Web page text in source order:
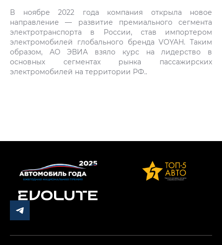
В ноябре 2022 года компания открыла новое
направление — развитие премиального сегмента
электротранспорта в России, став импортером
электромобилей глобального бренда VOYAH. Таким
образом, АО ЭВИА взяло курс на лидерство в
основных сегментах рынка пассажирских
электромобилей на территории РФ..